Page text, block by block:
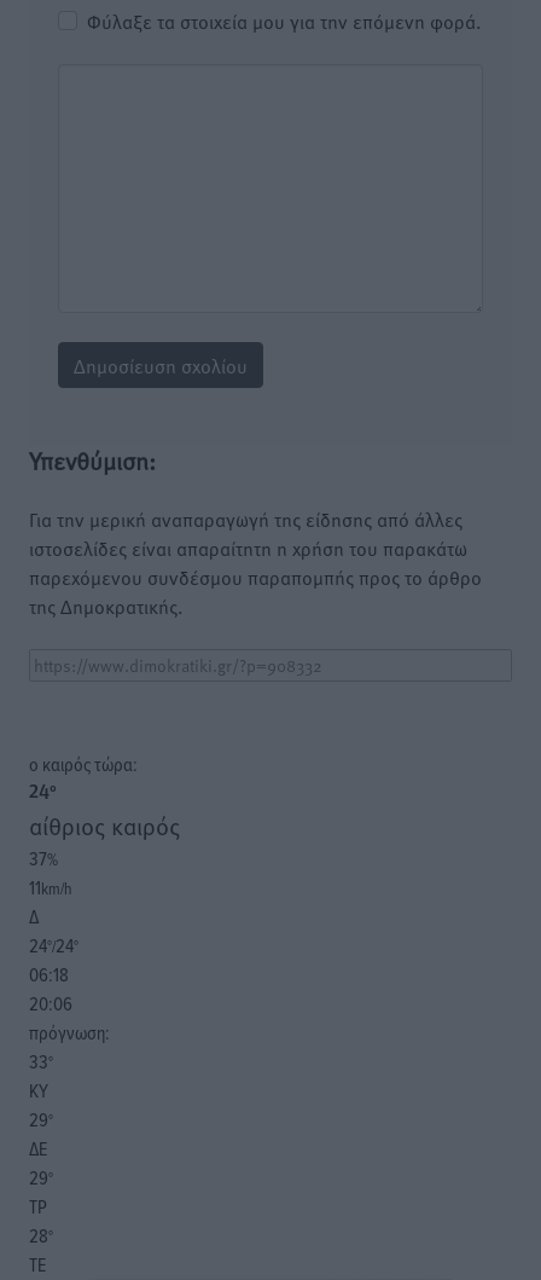
Φύλαξε τα στοιχεία μου για την επόμενη φορά.
Υπενθύμιση:
Για την μερική αναπαραγωγή της είδησης από άλλες
ιστοσελίδες είναι απαραίτητη η χρήση του παρακάτω
παρεχόμενου συνδέσμου παραπομπής προς το άρθρο
της Δημοκρατικής.
o καιρός τώρα:
24°
αίθριος καιρός
37%
11km/h
Δ
24°/24°
06:18
20:06
πρόγνωση:
33°
ΚΥ
29°
ΔΕ
29°
ΤΡ
28°
ΤΕ